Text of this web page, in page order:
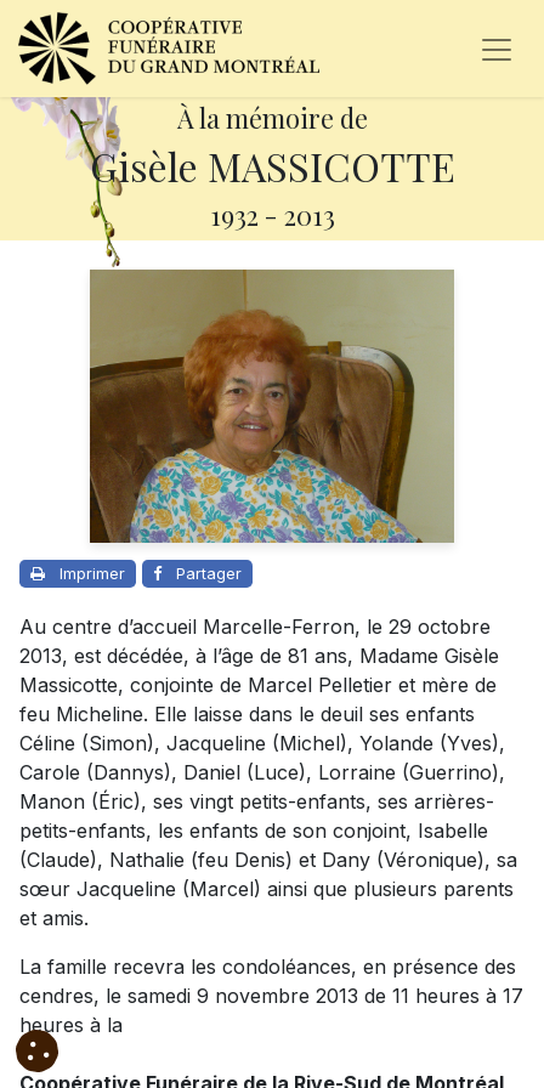
À la mémoire de
Gisèle MASSICOTTE
1932 - 2013
Imprimer Partager
Au centre d’accueil Marcelle-Ferron, le 29 octobre
2013, est décédée, à l’âge de 81 ans, Madame Gisèle
Massicotte, conjointe de Marcel Pelletier et mère de
feu Micheline. Elle laisse dans le deuil ses enfants
Céline (Simon), Jacqueline (Michel), Yolande (Yves),
Carole (Dannys), Daniel (Luce), Lorraine (Guerrino),
Manon (Éric), ses vingt petits-enfants, ses arrières-
petits-enfants, les enfants de son conjoint, Isabelle
(Claude), Nathalie (feu Denis) et Dany (Véronique), sa
sœur Jacqueline (Marcel) ainsi que plusieurs parents
et amis.
La famille recevra les condoléances, en présence des
cendres, le samedi 9 novembre 2013 de 11 heures à 17
heures à la